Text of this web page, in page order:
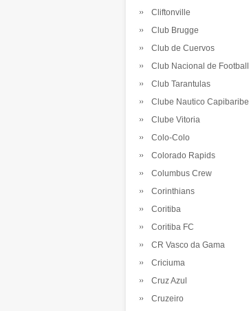
Cliftonville
Club Brugge
Club de Cuervos
Club Nacional de Football
Club Tarantulas
Clube Nautico Capibaribe
Clube Vitoria
Colo-Colo
Colorado Rapids
Columbus Crew
Corinthians
Coritiba
Coritiba FC
CR Vasco da Gama
Criciuma
Cruz Azul
Cruzeiro